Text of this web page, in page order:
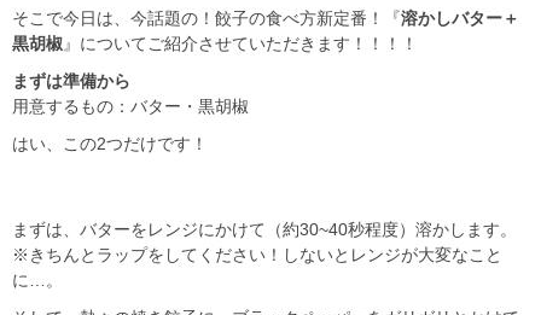
そこで今日は、今話題の！餃子の食べ方新定番！『溶かしバター＋
黒胡椒』についてご紹介させていただきます！！！！
まずは準備から
用意するもの：バター・黒胡椒
はい、この2つだけです！
まずは、バターをレンジにかけて（約30~40秒程度）溶かします。
※きちんとラップをしてください！しないとレンジが大変なこと
に…。